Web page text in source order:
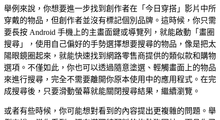
舉例來說，你想要進一步找到創作者在「今日穿搭」影片中所
穿戴的物品，但創作者並沒有標記個別品牌。這時候，你只需
要長按 Android 手機上的主畫面鍵或導覽列，就能啟動「畫圈
搜尋」，使用自己偏好的手勢選擇想要搜尋的物品，像是把太
陽眼鏡圈起來，就能快速找到網路零售商提供的類似款和購物
選項。不僅如此，你也可以透過隨意塗選、輕觸畫面上的物品
來進行搜尋，完全不需要離開你原本使用中的應用程式。在完
成搜尋後，只要滑動螢幕就能關閉搜尋結果，繼續瀏覽。
或者有些時候，你可能想對看到的內容提出更複雜的問題。舉